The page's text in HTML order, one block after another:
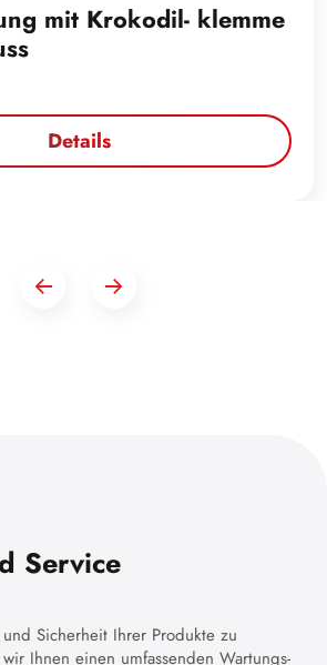
mit Krokodil- klemme
Details
Service
Sicherheit Ihrer Produkte zu
Ihnen einen umfassenden Wartungs-